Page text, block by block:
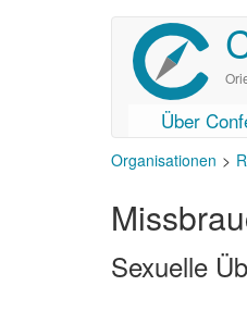
User
menu
Main
Über
Organisationen
Sexuelle